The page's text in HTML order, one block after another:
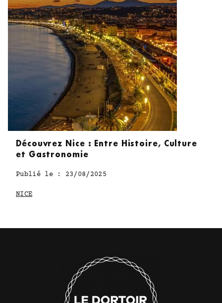
Découvrez Nice : Entre Histoire, Culture
et Gastronomie
Publié le : 23/08/2025
NICE